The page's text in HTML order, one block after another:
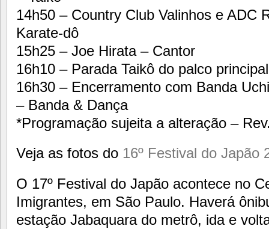
14h50 – Country Club Valinhos e ADC
Karate-dô
15h25 – Joe Hirata – Cantor
16h10 – Parada Taikô do palco
16h30 – Encerramento com Banda
– Banda & Dança
*Programação sujeita a alteração –
Veja as fotos do 16º Festival do Japão
O 17º Festival do Japão acontece no
Imigrantes, em São Paulo. Haverá
estação Jabaquara do metrô, ida e